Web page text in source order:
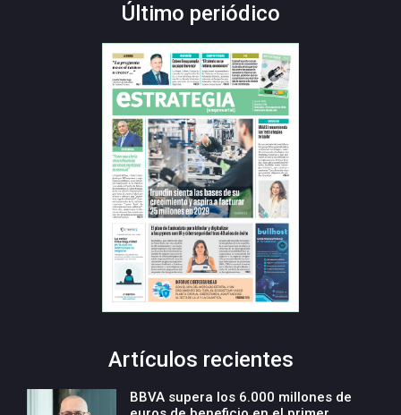
Último periódico
Artículos recientes
BBVA supera los 6.000 millones de